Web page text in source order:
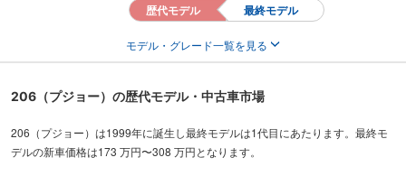
歴代モデル 最終モデル
モデル・グレード一覧を見る
206（プジョー）の歴代モデル・中古車市場
206（プジョー）は1999年に誕生し最終モデルは1代目にあたります。最終モ
デルの新車価格は173 万円〜308 万円となります。